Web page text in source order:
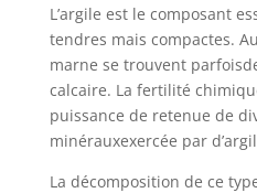
L’argile est le composant
tendres mais compactes.
marne se trouvent
calcaire. La fertilité
puissance de retenue de
minérauxexercée par
La décomposition de ce